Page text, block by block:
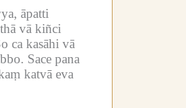
āpatti
vā kiñci
ca kasāhi vā
Sace pana
katvā eva